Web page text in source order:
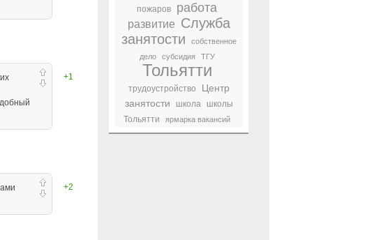
+1
+2
пожаров
работа
развитие Служба
занятости
собственное
дело
субсидия ТГУ
Тольятти
трудоустройство
Центр
занятости
школа
школы
Тольятти
ярмарка вакансий